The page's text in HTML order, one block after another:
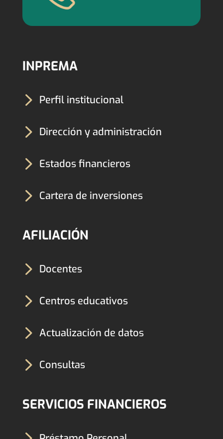
INPREMA
5 Perfil institucional
5 Dirección y administración
5 Estados financieros
5 Cartera de inversiones
AFILIACIÓN
5 Docentes
5 Centros educativos
5Actualización de datos
5 Consultas
SERVICIOS FINANCIEROS